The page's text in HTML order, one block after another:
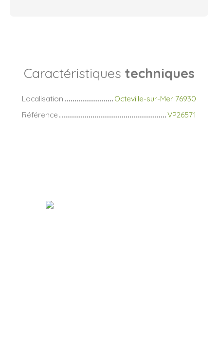
Caractéristiques techniques
Localisation
Octeville-sur-Mer 76930
Référence
VP26571